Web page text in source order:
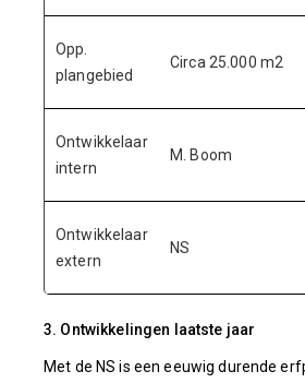
Opp.
plangebied
Circa 25.000 m2
Ontwikkelaar
intern
M. Boom
Ontwikkelaar
extern
NS
3. Ontwikkelingen laatste jaar
Met de NS is een eeuwig durende